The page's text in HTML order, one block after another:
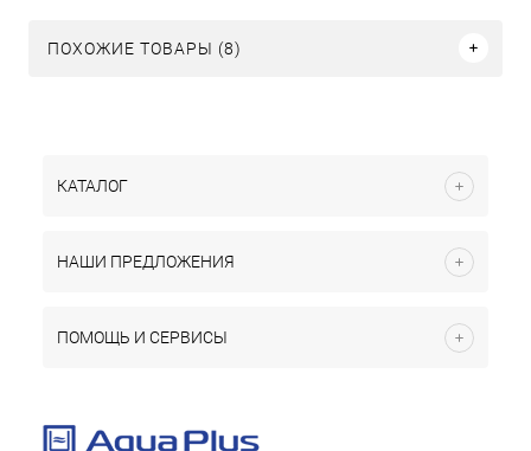
ПОХОЖИЕ ТОВАРЫ (8)
КАТАЛОГ
НАШИ ПРЕДЛОЖЕНИЯ
ПОМОЩЬ И СЕРВИСЫ